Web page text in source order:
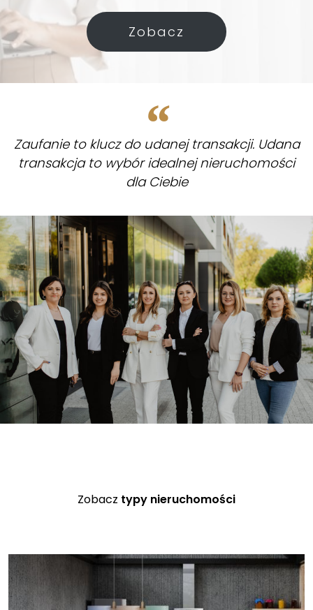
Zobacz
Zaufanie to klucz do udanej transakcji. Udana
transakcja to wybór idealnej nieruchomości
dla Ciebie
Zobacz typy nieruchomości